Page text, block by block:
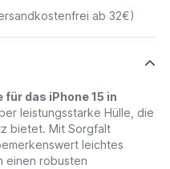
ab 32€)
für das iPhone 15 in
leistungsstarke Hülle, die
bietet. Mit Sorgfalt
leichtes
einen robusten